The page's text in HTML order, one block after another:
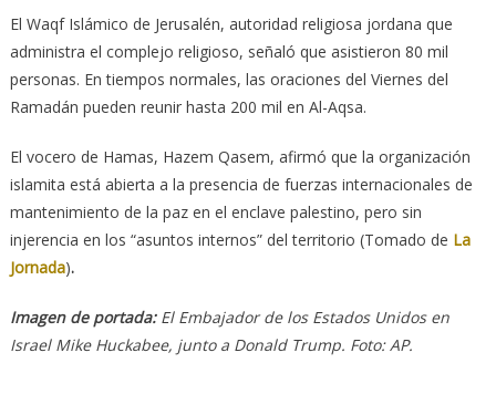
El Waqf Islámico de Jerusalén, autoridad religiosa jordana que
administra el complejo religioso, señaló que asistieron 80 mil
personas. En tiempos normales, las oraciones del Viernes del
Ramadán pueden reunir hasta 200 mil en Al-Aqsa.
El vocero de Hamas, Hazem Qasem, afirmó que la organización
islamita está abierta a la presencia de fuerzas internacionales de
mantenimiento de la paz en el enclave palestino, pero sin
injerencia en los “asuntos internos” del territorio (Tomado de La
Jornada).
Imagen de portada:El Embajador de los Estados Unidos en
Israel Mike Huckabee, junto a Donald Trump. Foto: AP.